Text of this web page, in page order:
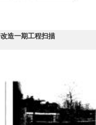
造一期工程扫描